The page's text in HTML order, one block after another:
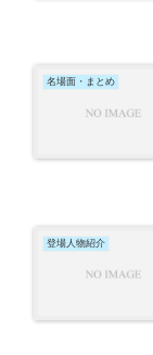
名場面・まとめ
登場人物紹介